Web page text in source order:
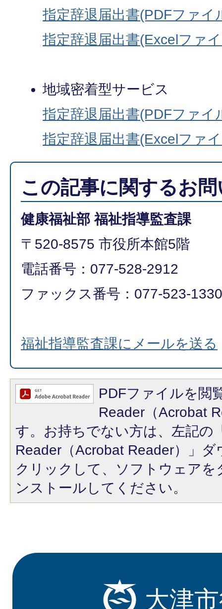
指定辞退届出書(PDFファイ
指定辞退届出書(Excelファ
地域密着型サービス
指定辞退届出書(PDFファイ
指定辞退届出書(Excelファ
この記事に関するお
健康福祉部 福祉指導監査課
〒520-8575 市役所本館5階
電話番号：077-528-2912
ファックス番号：077-523-1330
福祉指導監査課にメールを送る
PDFファイルを閲
Reader（Acrobat
す。お持ちでない方は、左記の
Reader（Acrobat Reader）」
クリックして、ソフトウェア
ンストールしてください。
大津